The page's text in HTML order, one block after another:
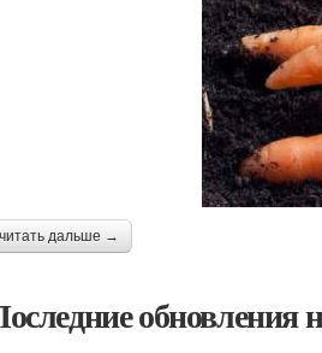
читать дальше →
обновления